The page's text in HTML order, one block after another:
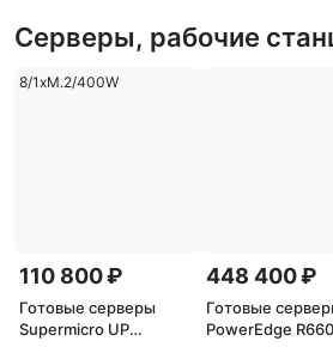
Серверы, рабочие
110 800 ₽
Готовые серверы
Supermicro UP
448 400 ₽
Готовые
PowerEdge